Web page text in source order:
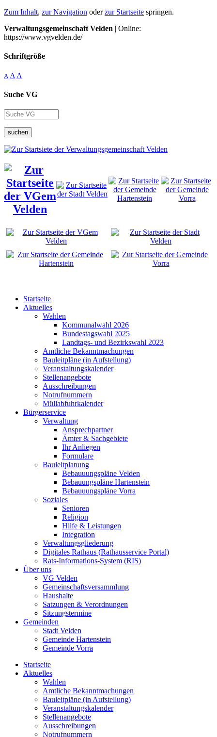
Zum Inhalt, zur Navigation oderzur Startseite springen.
Verwaltungsgemeinschaft Velden | Online:
https://www.vgvelden.de/
Schriftgröße
A A A
Suche VG
suchen
Startseite
Aktuelles
Wahlen
Kommunalwahl 2026
Bundestagswahl 2025
Landtags- und Bezirkswahl 2023
Amtliche Bekanntmachungen
Bauleitpläne (in Aufstellung)
Veranstaltungskalender
Stellenangebote
Ausschreibungen
Notrufnummern
Müllabfuhrkalender
Bürgerservice
Verwaltung
Ansprechpartner
Ämter & Sachgebiete
Ihr Anliegen
Formulare
Bauleitplanung
Bebauuungspläne Velden
Bebauungspläne Hartenstein
Bebauuungspläne Vorra
Soziales
Senioren
Religion
Hilfe & Leistungen
Integration
Verwaltungsgliederung
Digitales Rathaus (Rathausservice Portal)
Rats-Informations-System (RIS)
Über uns
VG Velden
Gemeinschaftsversammlung
Haushalte
Satzungen & Verordnungen
Sitzungstermine
Gemeinden
Stadt Velden
Gemeinde Hartenstein
Gemeinde Vorra
Startseite
Aktuelles
Wahlen
Amtliche Bekanntmachungen
Bauleitpläne (in Aufstellung)
Veranstaltungskalender
Stellenangebote
Ausschreibungen
Notrufnummern